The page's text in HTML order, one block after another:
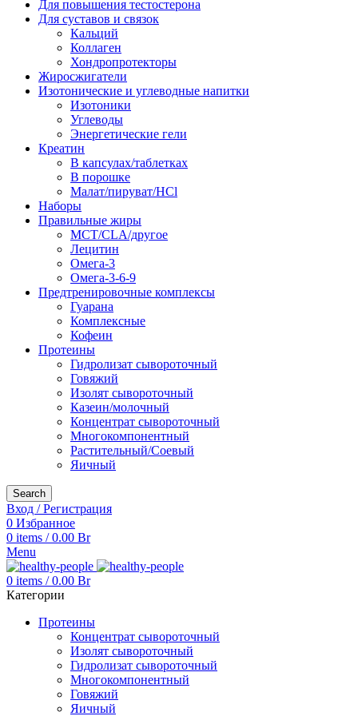
Для повышения тестостерона
Для суставов и связок
Кальций
Коллаген
Хондропротекторы
Жиросжигатели
Изотонические и углеводные напитки
Изотоники
Углеводы
Энергетические гели
Креатин
В капсулах/таблетках
В порошке
Малат/пируват/HCl
Наборы
Правильные жиры
MCT/CLA/другое
Лецитин
Омега-3
Омега-3-6-9
Предтренировочные комплексы
Гуарана
Комплексные
Кофеин
Протеины
Гидролизат сывороточный
Говяжий
Изолят сывороточный
Казеин/молочный
Концентрат сывороточный
Многокомпонентный
Растительный/Соевый
Яичный
Search
Вход / Регистрация
0 Избранное
0 items / 0.00 Br
Menu
0 items / 0.00 Br
Категории
Протеины
Концентрат сывороточный
Изолят сывороточный
Гидролизат сывороточный
Многокомпонентный
Говяжий
Яичный